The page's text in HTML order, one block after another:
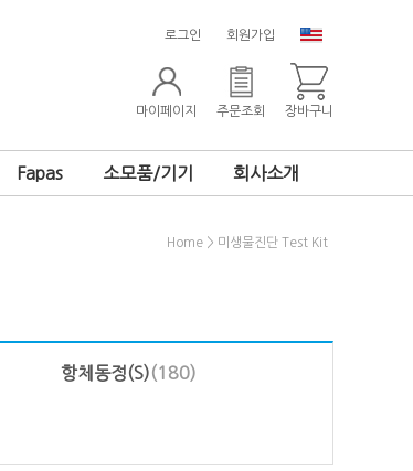
로그인 회원가입
마이페이지 주문조회 장바구니
Fapas 소모품/기기 회사소개
Home > 미생물진단 Test Kit
항체동정(S)(180)